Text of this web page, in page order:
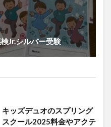
Jr.シルバー受験
キッズデュオのスプリング
スクール2025料金やアクテ